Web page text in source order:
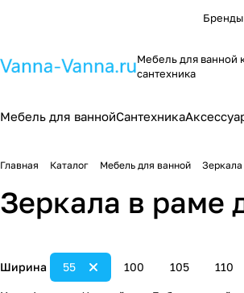
Бренды
Мебель для ванной
сантехника
Мебель для ваннойСантехника
Главная Каталог Мебель для ванной
Зеркала в раме
Ширина 100 105 110
55